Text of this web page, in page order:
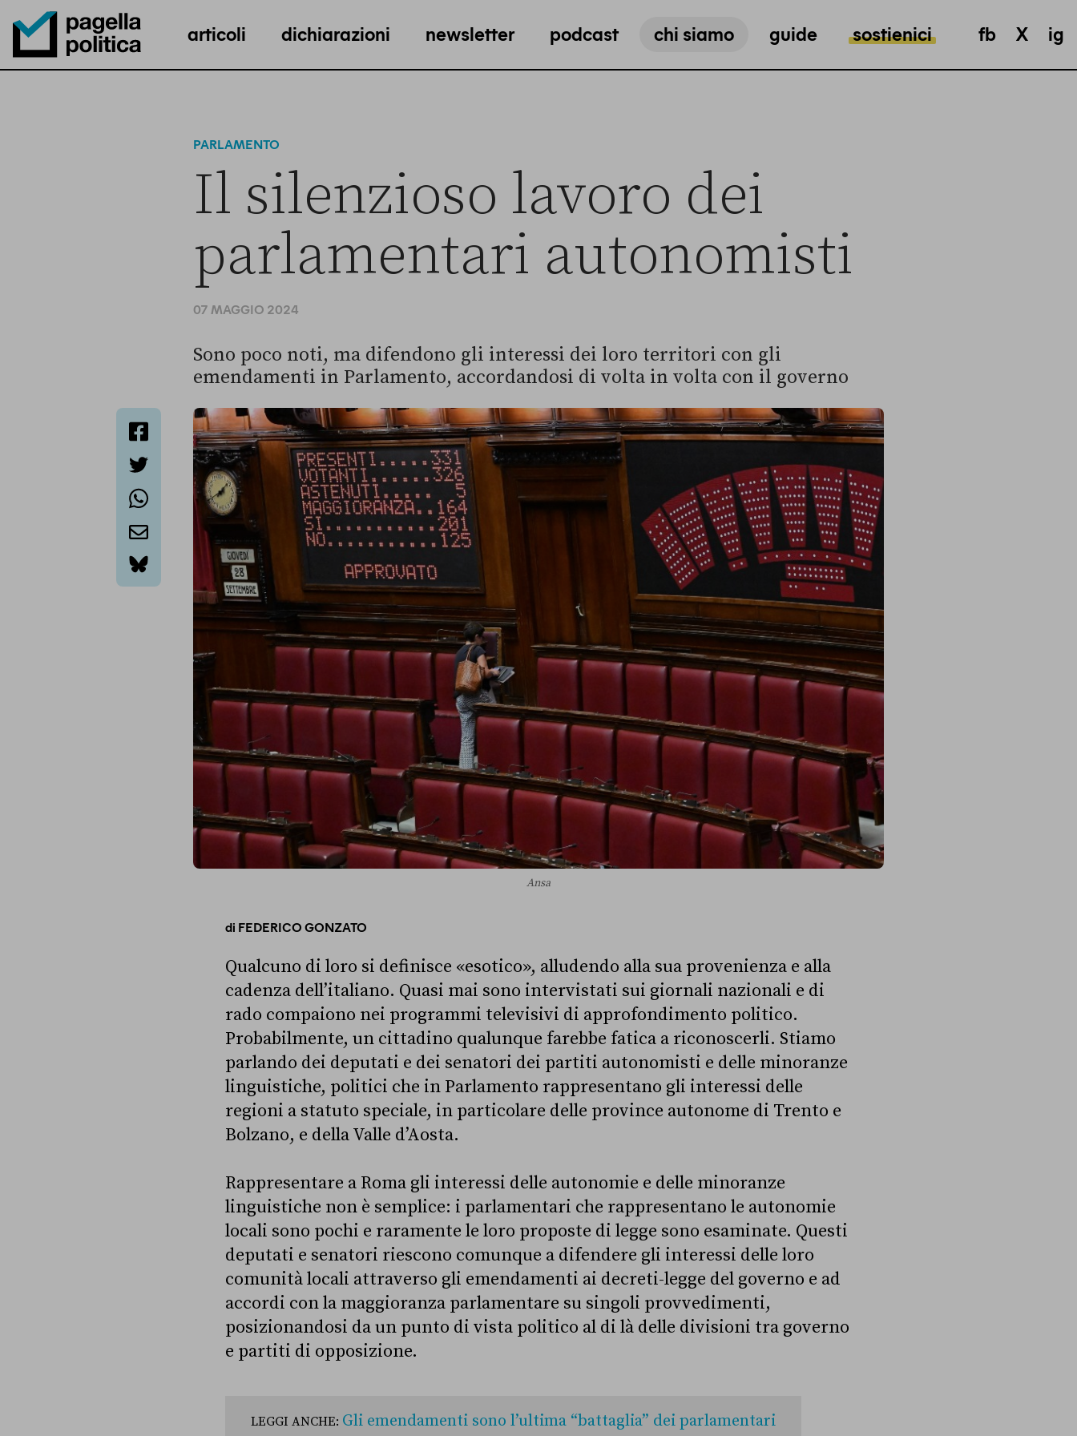
Pagella Politica Logo
articoli dichiarazioni newsletter podcast chi siamo guide sostienici fb X ig
PARLAMENTO
Il silenzioso lavoro dei
parlamentari autonomisti
07 MAGGIO 2024
bluesky
Sono poco noti, ma difendono gli interessi dei loro territori con gli
emendamenti in Parlamento, accordandosi di volta in volta con il governo
Ansa
di FEDERICO GONZATO
Qualcuno di loro si definisce «esotico», alludendo alla sua provenienza e alla
cadenza dell’italiano. Quasi mai sono intervistati sui giornali nazionali e di
rado compaiono nei programmi televisivi di approfondimento politico.
Probabilmente, un cittadino qualunque farebbe fatica a riconoscerli. Stiamo
parlando dei deputati e dei senatori dei partiti autonomisti e delle minoranze
linguistiche, politici che in Parlamento rappresentano gli interessi delle
regioni a statuto speciale, in particolare delle province autonome di Trento e
Bolzano, e della Valle d’Aosta.
Rappresentare a Roma gli interessi delle autonomie e delle minoranze
linguistiche non è semplice: i parlamentari che rappresentano le autonomie
locali sono pochi e raramente le loro proposte di legge sono esaminate. Questi
deputati e senatori riescono comunque a difendere gli interessi delle loro
comunità locali attraverso gli emendamenti ai decreti-legge del governo e ad
accordi con la maggioranza parlamentare su singoli provvedimenti,
posizionandosi da un punto di vista politico al di là delle divisioni tra governo
e partiti di opposizione.
LEGGI ANCHE: Gli emendamenti sono l’ultima “battaglia” dei parlamentari